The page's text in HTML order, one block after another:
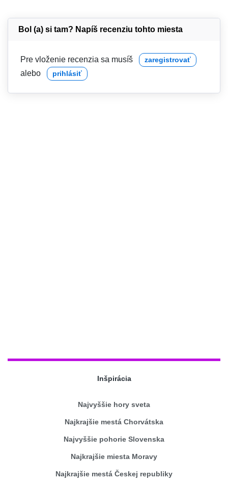
Bol (a) si tam? Napíš recenziu tohto miesta
Pre vloženie recenzia sa musíš zaregistrovať
alebo prihlásiť
Inšpirácia
Najvyššie hory sveta
Najkrajšie mestá Chorvátska
Najvyššie pohorie Slovenska
Najkrajšie miesta Moravy
Najkrajšie mestá Českej republiky